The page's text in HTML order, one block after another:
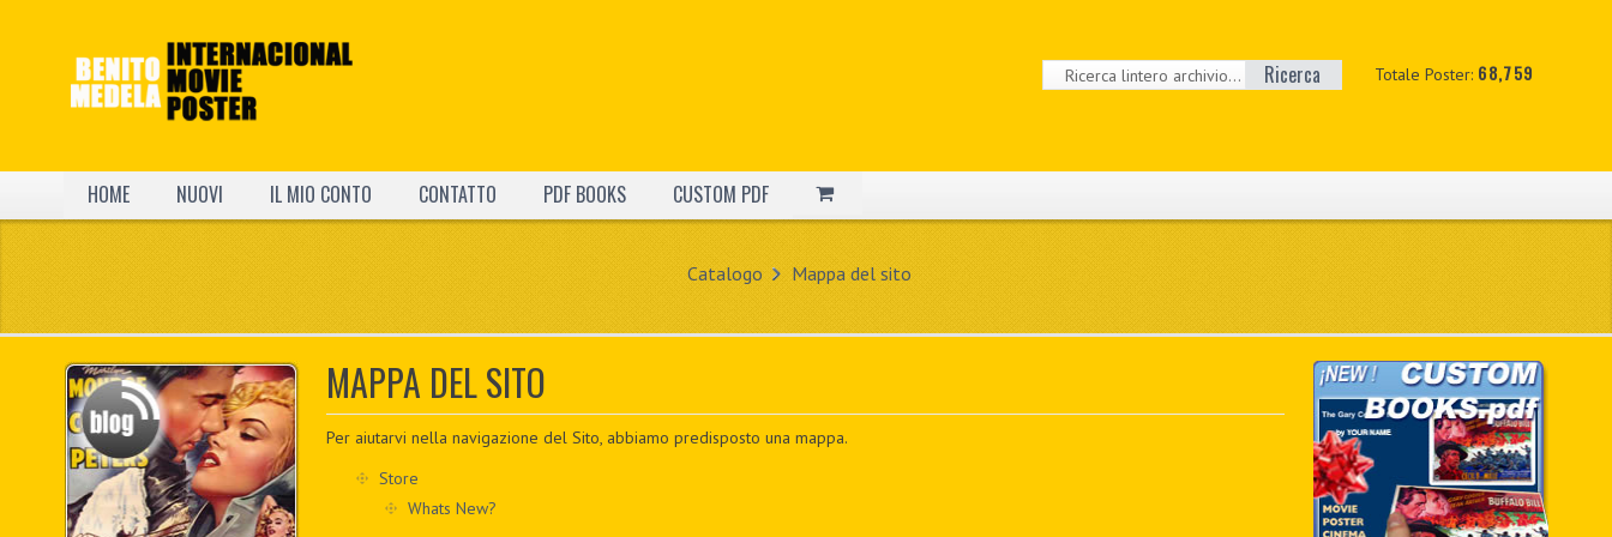
Totale Poster: 68,759
Ricerca
HOME NUOVI IL MIO CONTO CONTATTO PDF BOOKS CUSTOM PDF
Catalogo Mappa del sito
MAPPA DEL SITO
Per aiutarvi nella navigazione del Sito, abbiamo predisposto una mappa.
Store
Whats New?